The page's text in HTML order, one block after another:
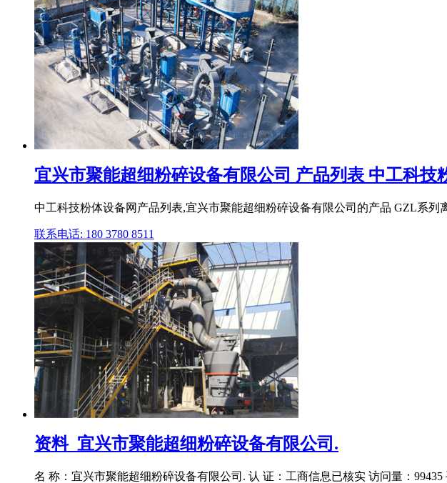
宜兴市聚能超细粉碎设备有限公司 产品列表 中工科技
中工科技粉体设备网产品列表,宜兴市聚能超细粉碎设备有限公司的产品 GZL系
联系电话: 180 3780 8511
资料_宜兴市聚能超细粉碎设备有限公司.
名 称：宜兴市聚能超细粉碎设备有限公司. 认 证：工商信息已核实 访问量：